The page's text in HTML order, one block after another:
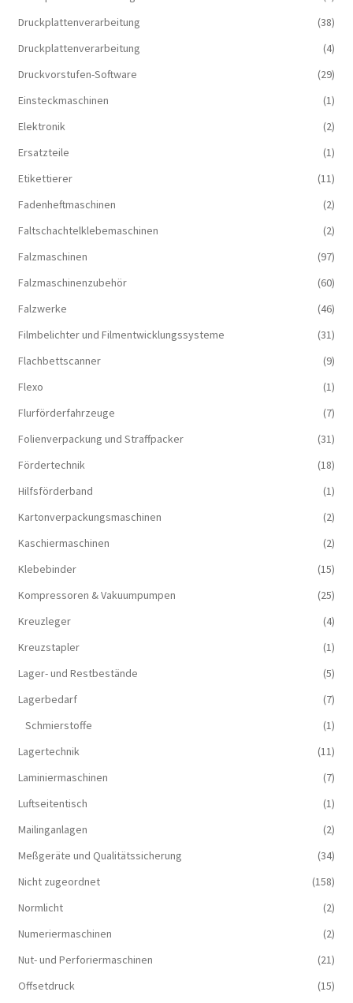
Druckplattenverarbeitung
(38)
Druckplattenverarbeitung
(4)
Druckvorstufen-Software
(29)
Einsteckmaschinen
(1)
Elektronik
(2)
Ersatzteile
(1)
Etikettierer
(11)
Fadenheftmaschinen
(2)
Faltschachtelklebemaschinen
(2)
Falzmaschinen
(97)
Falzmaschinenzubehör
(60)
Falzwerke
(46)
Filmbelichter und Filmentwicklungssysteme
(31)
Flachbettscanner
(9)
Flexo
(1)
Flurförderfahrzeuge
(7)
Folienverpackung und Straffpacker
(31)
Fördertechnik
(18)
Hilfsförderband
(1)
Kartonverpackungsmaschinen
(2)
Kaschiermaschinen
(2)
Klebebinder
(15)
Kompressoren & Vakuum­pumpen
(25)
Kreuzleger
(4)
Kreuzstapler
(1)
Lager- und Restbestände
(5)
Lagerbedarf
(7)
Schmierstoffe
(1)
Lagertechnik
(11)
Laminiermaschinen
(7)
Luftseitentisch
(1)
Mailinganlagen
(2)
Meßgeräte und Qualitätssicherung
(34)
Nicht zugeordnet
(158)
Normlicht
(2)
Numeriermaschinen
(2)
Nut- und Perforiermaschinen
(21)
Offsetdruck
(15)